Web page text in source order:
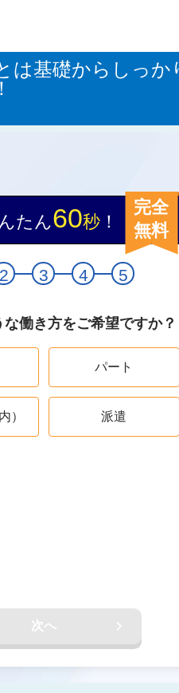
は基礎からしっか
たん60秒！
完全
無料
3 4 5
な働き方をご希望ですか？
パート
） 派遣
次へ